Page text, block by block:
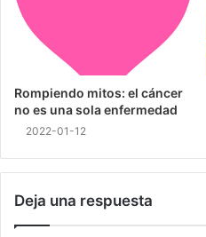
Rompiendo mitos: el cáncer
no es una sola enfermedad
2022-01-12
Deja una respuesta